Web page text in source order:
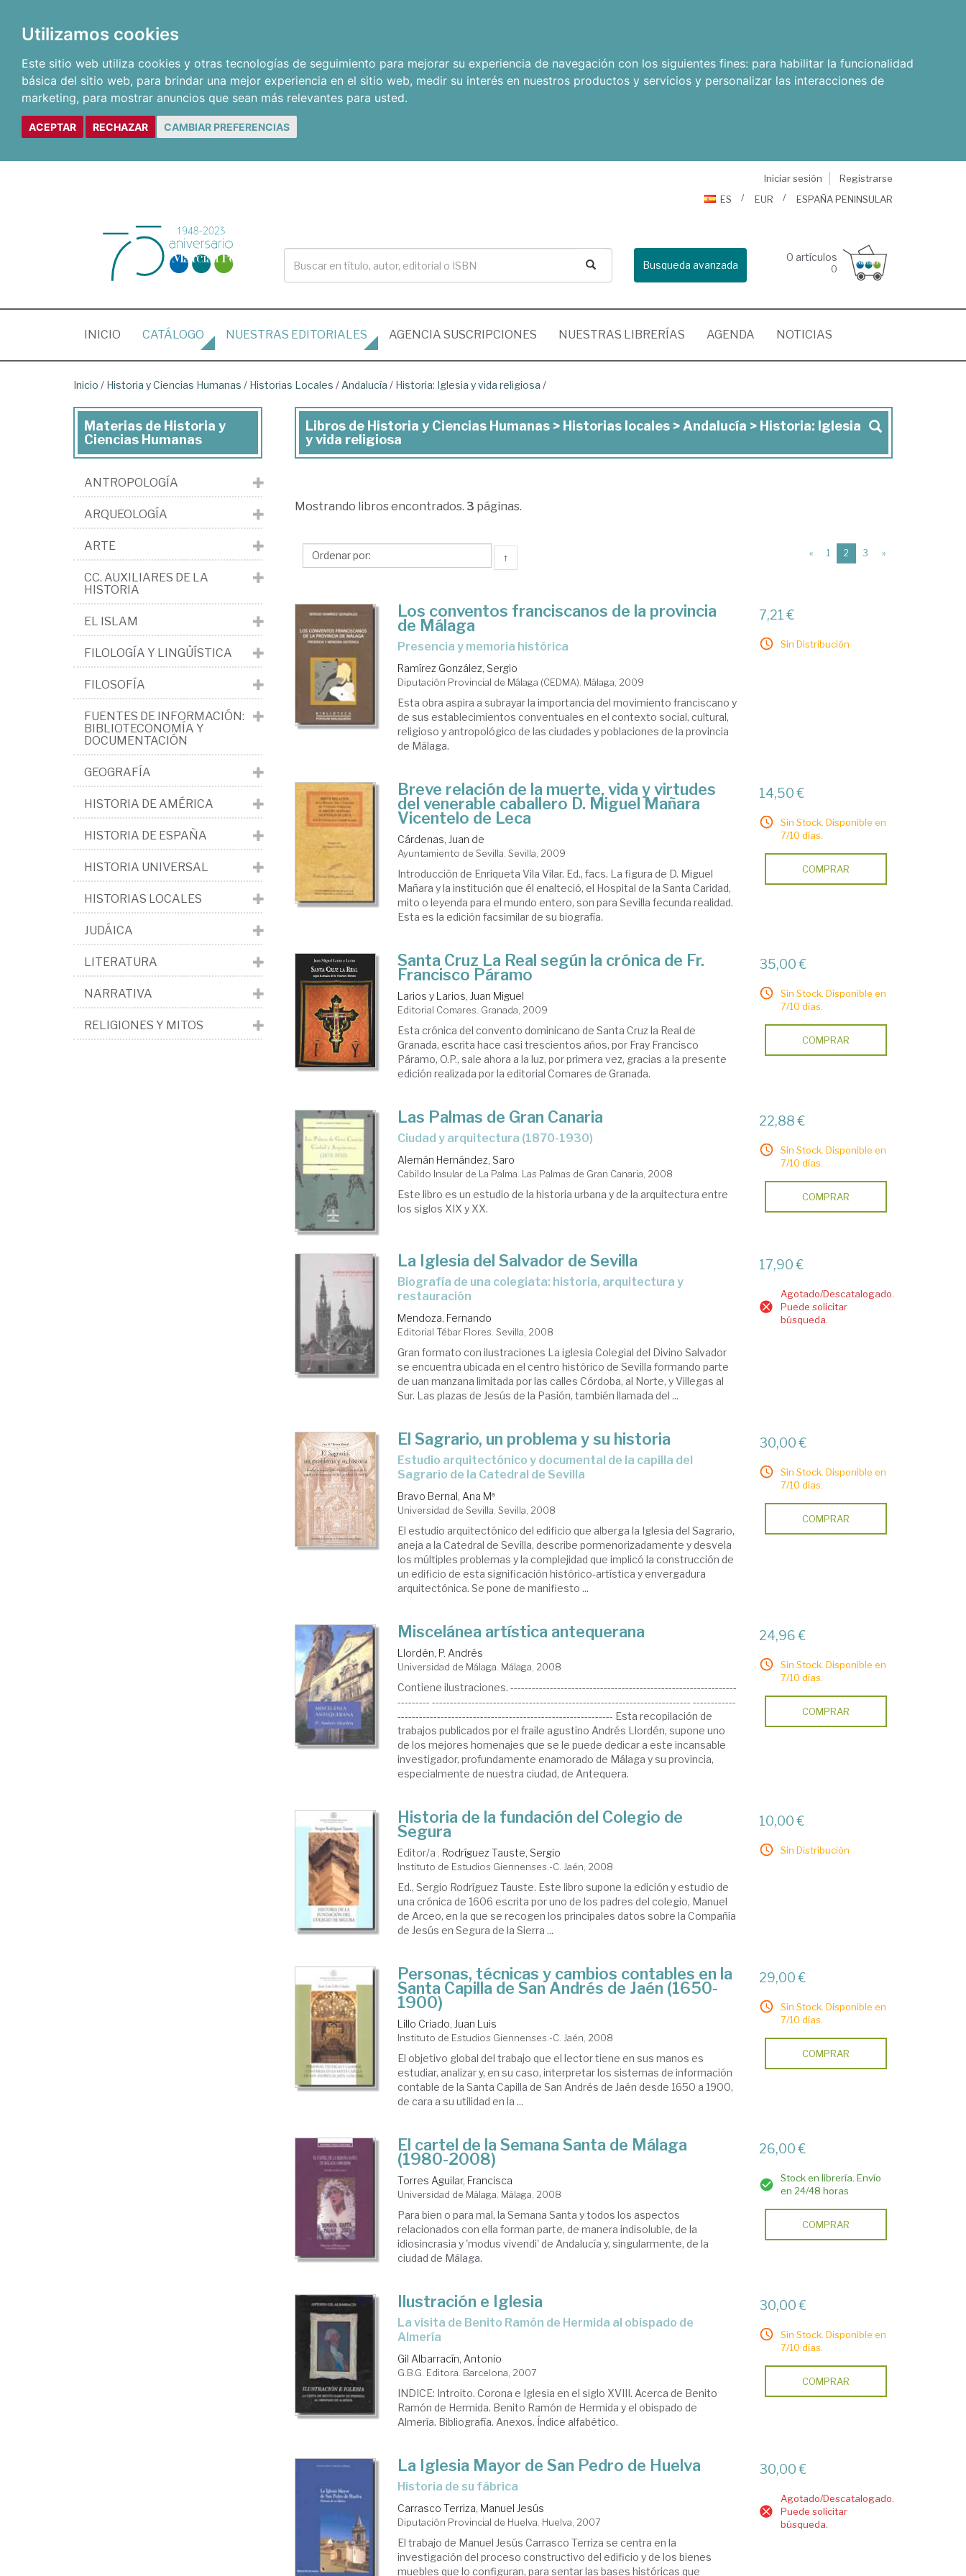
Utilizamos cookies
Este sitio web utiliza cookies y otras tecnologías de seguimiento para mejorar su experiencia de navegación con los siguientes fines: para habilitar la funcionalidad
básica del sitio web, para brindar una mejor experiencia en el sitio web, medir su interés en nuestros productos y servicios y personalizar las interacciones de
marketing, para mostrar anuncios que sean más relevantes para usted.
ACEPTAR RECHAZAR CAMBIAR PREFERENCIAS
Iniciar sesión
Registrarse
ES
EUR ESPAÑA PENINSULAR
Busqueda avanzada
0 artículos
0
INICIO (CURRENT)
CATÁLOGO NUESTRAS EDITORIALES AGENCIA SUSCRIPCIONES NUESTRAS LIBRERÍAS AGENDA NOTICIAS
Inicio / Historia y Ciencias Humanas / Historias Locales / Andalucía / Historia: Iglesia y vida religiosa /
Libros
de
y
Humanas
>
locales
>
Andalucía
Historia:
Iglesia
religiosa
Libros de Historia y Ciencias Humanas > Historias locales > Andalucía > Historia: Iglesia
y vida religiosa
Mostrando libros encontrados. 3 páginas.
↑ « 1 2 (current)
3 »
Los conventos franciscanos de la provincia
de Málaga
presencia y memoria histórica
Ramírez González, Sergio
Diputación Provincial de Málaga (CEDMA). Málaga, 2009
Esta obra aspira a subrayar la importancia del movimiento franciscano y
de sus establecimientos conventuales en el contexto social, cultural,
religioso y antropológico de las ciudades y poblaciones de la provincia
de Málaga.
7,21 €
Sin Distribución
Breve relación de la muerte, vida y virtudes
del venerable caballero D. Miguel Mañara
Vicentelo de Leca
Cárdenas, Juan de
Ayuntamiento de Sevilla. Sevilla, 2009
Introducción de Enriqueta Vila Vilar. Ed., facs. La figura de D. Miguel
Mañara y la institución que él enalteció, el Hospital de la Santa Caridad,
mito o leyenda para el mundo entero, son para Sevilla fecunda realidad.
Esta es la edición facsimilar de su biografía.
14,50 €
Sin Stock. Disponible en
7/10 días.
COMPRAR
Santa Cruz La Real según la crónica de Fr.
Francisco Páramo
Larios y Larios, Juan Miguel
Editorial Comares. Granada, 2009
Esta crónica del convento dominicano de Santa Cruz la Real de
Granada, escrita hace casi trescientos años, por Fray Francisco
Páramo, O.P., sale ahora a la luz, por primera vez, gracias a la presente
edición realizada por la editorial Comares de Granada.
35,00 €
Sin Stock. Disponible en
7/10 días.
COMPRAR
Las Palmas de Gran Canaria
ciudad y arquitectura (1870-1930)
Alemán Hernández, Saro
Cabildo Insular de La Palma. Las Palmas de Gran Canaria, 2008
Este libro es un estudio de la historia urbana y de la arquitectura entre
los siglos XIX y XX.
22,88 €
Sin Stock. Disponible en
7/10 días.
COMPRAR
La Iglesia del Salvador de Sevilla
biografía de una colegiata: historia, arquitectura y
restauración
Mendoza, Fernando
Editorial Tébar Flores. Sevilla, 2008
Gran formato con ilustraciones La iglesia Colegial del Divino Salvador
se encuentra ubicada en el centro histórico de Sevilla formando parte
de uan manzana limitada por las calles Córdoba, al Norte, y Villegas al
Sur. Las plazas de Jesús de la Pasión, también llamada del ...
17,90 €
Agotado/Descatalogado.
Puede solicitar
búsqueda.
El Sagrario, un problema y su historia
estudio arquitectónico y documental de la capilla del
Sagrario de la Catedral de Sevilla
Bravo Bernal, Ana Mª
Universidad de Sevilla. Sevilla, 2008
El estudio arquitectónico del edificio que alberga la Iglesia del Sagrario,
aneja a la Catedral de Sevilla, describe pormenorizadamente y desvela
los múltiples problemas y la complejidad que implicó la construcción de
un edificio de esta significación histórico-artística y envergadura
arquitectónica. Se pone de manifiesto ...
30,00 €
Sin Stock. Disponible en
7/10 días.
COMPRAR
Miscelánea artística antequerana
Llordén, P. Andrés
Universidad de Málaga. Málaga, 2008
Contiene ilustraciones. ---------------------------------------------------------------
--------- ------------------------------------------------------------------------ ------------
------------------------------------------------------------ Esta recopilación de
trabajos publicados por el fraile agustino Andrés Llordén, supone uno
de los mejores homenajes que se le puede dedicar a este incansable
investigador, profundamente enamorado de Málaga y su provincia,
especialmente de nuestra ciudad, de Antequera.
24,96 €
Sin Stock. Disponible en
7/10 días.
COMPRAR
Historia de la fundación del Colegio de
Segura
Editor/a . Rodríguez Tauste, Sergio
Instituto de Estudios Giennenses.-C. Jaén, 2008
Ed., Sergio Rodríguez Tauste. Este libro supone la edición y estudio de
una crónica de 1606 escrita por uno de los padres del colegio, Manuel
de Arceo, en la que se recogen los principales datos sobre la Compañía
de Jesús en Segura de la Sierra ...
10,00 €
Sin Distribución
Personas, técnicas y cambios contables en la
Santa Capilla de San Andrés de Jaén (1650-
1900)
Lillo Criado, Juan Luis
Instituto de Estudios Giennenses.-C. Jaén, 2008
El objetivo global del trabajo que el lector tiene en sus manos es
estudiar, analizar y, en su caso, interpretar los sistemas de información
contable de la Santa Capilla de San Andrés de Jaén desde 1650 a 1900,
de cara a su utilidad en la ...
29,00 €
Sin Stock. Disponible en
7/10 días.
COMPRAR
El cartel de la Semana Santa de Málaga
(1980-2008)
Torres Aguilar, Francisca
Universidad de Málaga. Málaga, 2008
Para bien o para mal, la Semana Santa y todos los aspectos
relacionados con ella forman parte, de manera indisoluble, de la
idiosincrasia y 'modus vivendi' de Andalucía y, singularmente, de la
ciudad de Málaga.
26,00 €
Stock en librería. Envío
en 24/48 horas
COMPRAR
Ilustración e Iglesia
la visita de Benito Ramón de Hermida al obispado de
Almería
Gil Albarracín, Antonio
G.B.G. Editora. Barcelona, 2007
INDICE: Introito. Corona e Iglesia en el siglo XVIII. Acerca de Benito
Ramón de Hermida. Benito Ramón de Hermida y el obispado de
Almería. Bibliografía. Anexos. Índice alfabético.
30,00 €
Sin Stock. Disponible en
7/10 días.
COMPRAR
La Iglesia Mayor de San Pedro de Huelva
historia de su fábrica
Carrasco Terriza, Manuel Jesús
Diputación Provincial de Huelva. Huelva, 2007
El trabajo de Manuel Jesús Carrasco Terriza se centra en la
investigación del proceso constructivo del edificio y de los bienes
muebles que lo configuran, para sentar las bases históricas que
30,00 €
Agotado/Descatalogado.
Puede solicitar
búsqueda.
Materias de Historia y
Ciencias Humanas
ANTROPOLOGÍA
ARQUEOLOGÍA
ARTE
CC. AUXILIARES DE LA
HISTORIA
EL ISLAM
FILOLOGÍA Y LINGÜÍSTICA
FILOSOFÍA
FUENTES DE INFORMACIÓN:
BIBLIOTECONOMÍA Y
DOCUMENTACIÓN
GEOGRAFÍA
HISTORIA DE AMÉRICA
HISTORIA DE ESPAÑA
HISTORIA UNIVERSAL
HISTORIAS LOCALES
JUDÁICA
LITERATURA
NARRATIVA
RELIGIONES Y MITOS